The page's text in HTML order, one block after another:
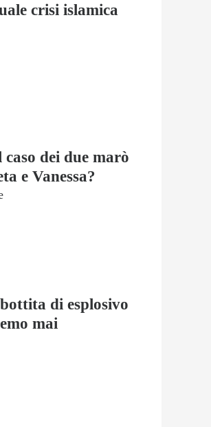
crisi islamica
dei due marò
e Vanessa?
di esplosivo
mai